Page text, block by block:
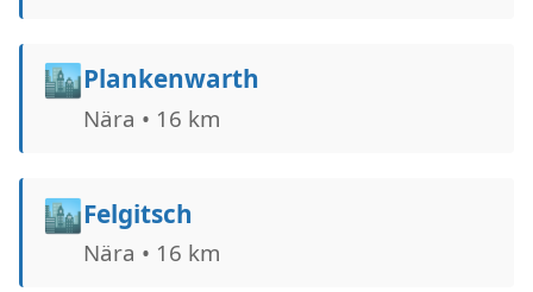
🏙️Plankenwarth
Nära • 16 km
🏙️Felgitsch
Nära • 16 km